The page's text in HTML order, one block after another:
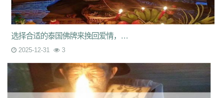
选择合适的泰国佛牌来挽回爱情，婚姻运气直线上升！
2025-12-31 3